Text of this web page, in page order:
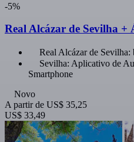
-5%
Real Alcázar de Sevilha +
Real Alcázar de Sevilha:
Sevilha: Aplicativo de
Smartphone
Novo
A partir de US$ 35,25
US$ 33,49